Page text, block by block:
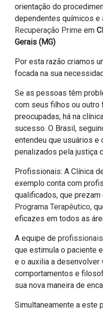
orientação do
dependentes químicos e
Recuperação Prime em
Gerais (MG)
Por esta razão criamos
focada na sua
Se as pessoas têm
com seus filhos ou
preocupadas, há na
sucesso. O Brasil,
entendeu que usuários
penalizados pela justiça
Profissionais: A Clínica
exemplo conta com
qualificados, que
Programa Terapêutico,
eficazes em todos as
A equipe de profissionais
que estimula o paciente
e o auxilia a desenvolver
comportamentos e
sua nova maneira de
Simultaneamente a este